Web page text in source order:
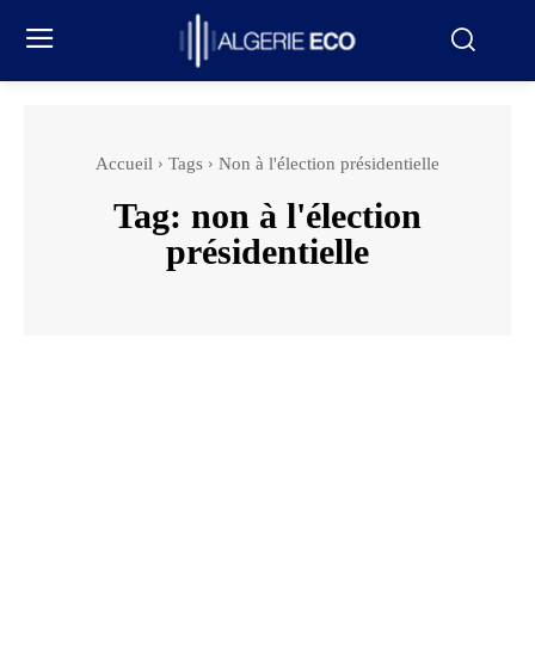
Accueil Tags Non à l'élection présidentielle
Tag: non à l'élection
présidentielle